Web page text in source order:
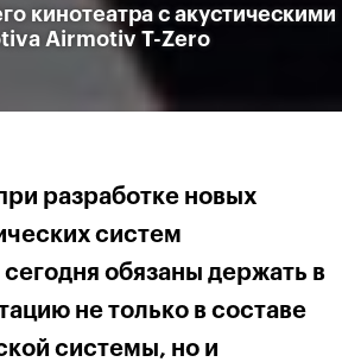
кинотеатра с акустическими
Airmotiv T-Zero
разработке новых
систем
обязаны держать в
не только в составе
системы, но и